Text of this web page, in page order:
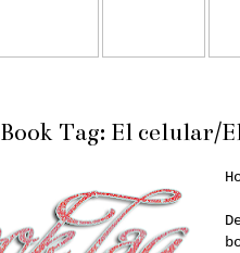
Book Tag: El celular/